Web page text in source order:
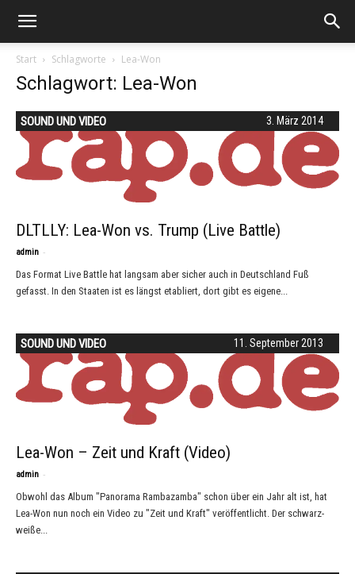
Start Schlagworte Lea-Won
Schlagwort: Lea-Won
3. März 2014
SOUND UND VIDEO
DLTLLY: Lea-Won vs. Trump (Live Battle)
admin -
Das Format Live Battle hat langsam aber sicher auch in Deutschland Fuß
gefasst. In den Staaten ist es längst etabliert, dort gibt es eigene...
11. September 2013
SOUND UND VIDEO
Lea-Won – Zeit und Kraft (Video)
admin -
Obwohl das Album "Panorama Rambazamba" schon über ein Jahr alt ist, hat
Lea-Won nun noch ein Video zu "Zeit und Kraft" veröffentlicht. Der schwarz-
weiße...